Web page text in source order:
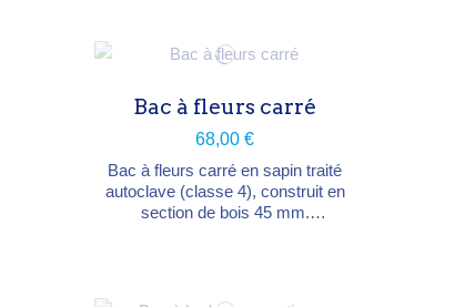
dimensions : 60×40×H31,
120×40×H31 ou 120×60×H38
Bac à fleurs carré
68,00 €
Bac à fleurs carré en sapin traité
autoclave (classe 4), construit en
section de bois 45 mm.